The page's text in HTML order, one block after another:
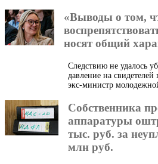
«Выводы о том,
носят общий
Следствию не удалось
давление на
экс-министр
Собственника
аппаратуры
тыс. руб. за
млн руб.